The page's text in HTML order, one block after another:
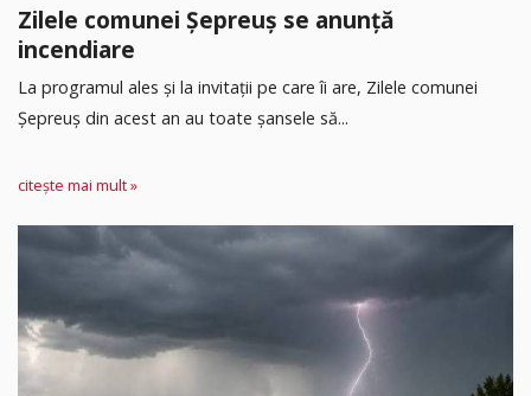
Zilele comunei Șepreuș se anunță
incendiare
La programul ales și la invitații pe care îi are, Zilele comunei
Șepreuș din acest an au toate șansele să...
citește mai mult »